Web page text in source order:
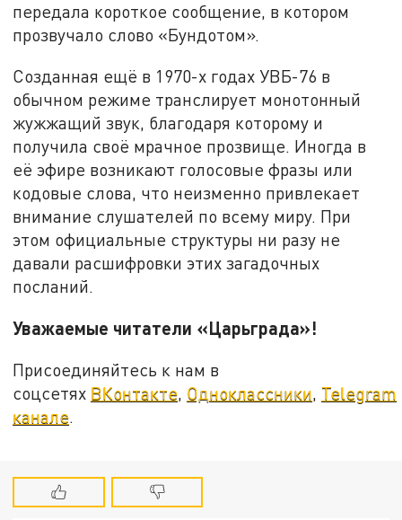
передала короткое сообщение, в котором
прозвучало слово «Бундотом».
Созданная ещё в 1970-х годах УВБ-76 в
обычном режиме транслирует монотонный
жужжащий звук, благодаря которому и
получила своё мрачное прозвище. Иногда в
её эфире возникают голосовые фразы или
кодовые слова, что неизменно привлекает
внимание слушателей по всему миру. При
этом официальные структуры ни разу не
давали расшифровки этих загадочных
посланий.
Уважаемые читатели «Царьграда»!
Присоединяйтесь к нам в
соцсетях ВКонтакте Одноклассники Telegram
канале